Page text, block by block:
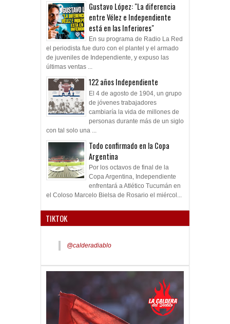
Gustavo López: "La diferencia
entre Vélez e Independiente
está en las Inferiores"
En su programa de Radio La Red
el periodista fue duro con el plantel y el armado
de juveniles de Independiente, y expuso las
últimas ventas ...
122 años Independiente
El 4 de agosto de 1904, un grupo
de jóvenes trabajadores
cambiaría la vida de millones de
personas durante más de un siglo
con tal solo una ...
Todo confirmado en la Copa
Argentina
Por los octavos de final de la
Copa Argentina, Independiente
enfrentará a Atlético Tucumán en
el Coloso Marcelo Bielsa de Rosario el miércol...
TIKTOK
@calderadiablo